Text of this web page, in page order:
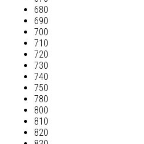
680
690
700
710
720
730
740
750
780
800
810
820